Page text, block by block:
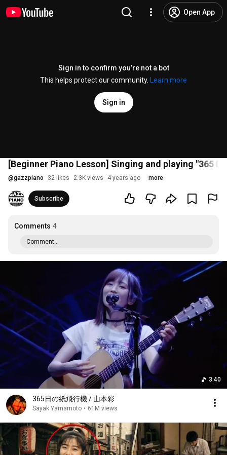
Open App
Sign in to confirm you’re not a bot
This helps protect our community.
Learn more
Sign in
[Beginner Piano Lesson] Singing and playing "365
@gazzpiano 32 likes 2.3K views 4 years ago more
Subscribe
Comments 4
Comment...
3:40
365日の紙飛行機 / 山本彩
Sayak Yamamoto • 61M views